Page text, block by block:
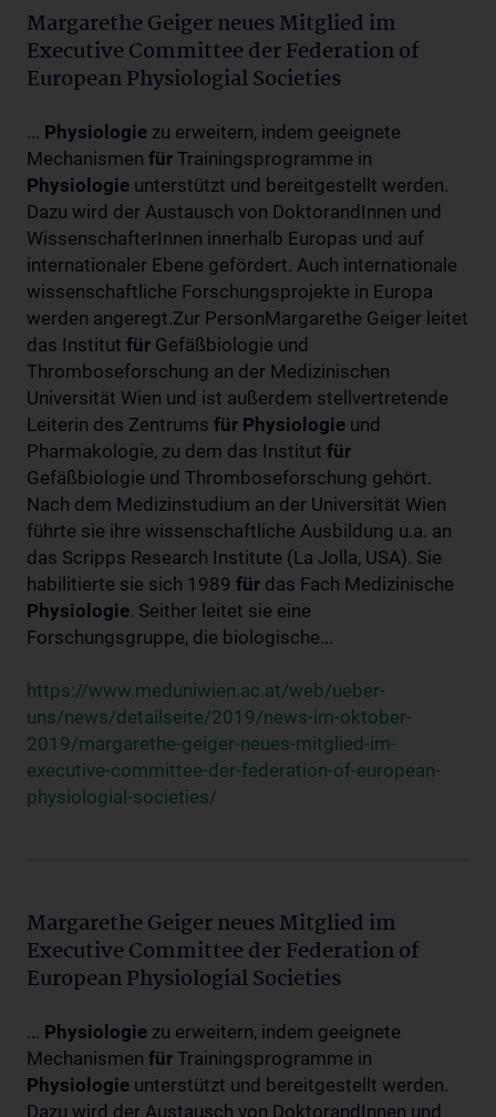
Margarethe Geiger neues Mitglied im
Executive Committee der Federation of
European Physiologial Societies
... Physiologie zu erweitern, indem geeignete
Mechanismen für Trainingsprogramme in
Physiologie unterstützt und bereitgestellt werden.
Dazu wird der Austausch von DoktorandInnen und
WissenschafterInnen innerhalb Europas und auf
internationaler Ebene gefördert. Auch internationale
wissenschaftliche Forschungsprojekte in Europa
werden angeregt.Zur PersonMargarethe Geiger leitet
das Institut für Gefäßbiologie und
Thromboseforschung an der Medizinischen
Universität Wien und ist außerdem stellvertretende
Leiterin des Zentrums für Physiologie und
Pharmakologie, zu dem das Institut für
Gefäßbiologie und Thromboseforschung gehört.
Nach dem Medizinstudium an der Universität Wien
führte sie ihre wissenschaftliche Ausbildung u.a. an
das Scripps Research Institute (La Jolla, USA). Sie
habilitierte sie sich 1989 für das Fach Medizinische
Physiologie. Seither leitet sie eine
Forschungsgruppe, die biologische...
https://www.meduniwien.ac.at/web/ueber-
uns/news/detailseite/2019/news-im-oktober-
2019/margarethe-geiger-neues-mitglied-im-
executive-committee-der-federation-of-european-
physiologial-societies/
Margarethe Geiger neues Mitglied im
Executive Committee der Federation of
European Physiologial Societies
... Physiologie zu erweitern, indem geeignete
Mechanismen für Trainingsprogramme in
Physiologie unterstützt und bereitgestellt werden.
Dazu wird der Austausch von DoktorandInnen und